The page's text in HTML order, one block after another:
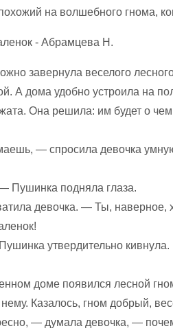
на волшебного гнома,
завернула веселого
А дома удобно устроила на
Она решила: им будет о
— спросила девочка
подняла глаза.
девочка. — Ты, наверное,
утвердительно
доме появился лесной
нему. Казалось, гном добрый,
— думала девочка, —